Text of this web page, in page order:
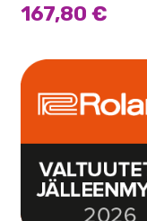
167,80 €